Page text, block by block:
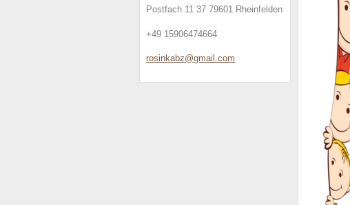
Postfach 11 37 79601 Rheinfelden
+49 15906474664
rosinkabz@gmail. com